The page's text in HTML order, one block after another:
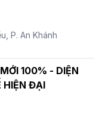
P. An Khánh
100% - DIỆN
HIỆN ĐẠI